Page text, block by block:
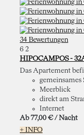
34 Bewertungen
6 2
HIPOCAMPOS -
Das Apartement
Meerblick
direkt am
Internet
Ab 77,00 € / Nacht
+ INFO